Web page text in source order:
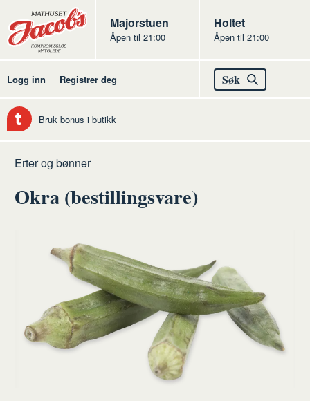
Butikker
Jacobs
Majorstuen
Åpen til 21:00
Jacobs
Holtet
Åpen til 21:00
Logg inn Registrer deg Søk
Bruk bonus i butikk
Hjem
Frukt
grønt
Råvarer
og
grønt
Grønnsaker
Erter og bønner
Okra (bestillingsvare)